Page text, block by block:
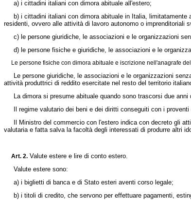
a) i cittadini italiani con dimora abituale all'estero;
b) i cittadini italiani con dimora abituale in Italia, limitatamente
residenti, ovvero alle attività di lavoro autonomo o imprenditoriali
c) le persone giuridiche, le associazioni e le organizzazioni
d) le persone fisiche e giuridiche, le associazioni e le
Le persone fisiche con dimora abituale e iscrizione nell'anagrafe
Le persone giuridiche, le associazioni e le organizzazioni
attività produttrici di reddito esercitate nel resto del territorio
La dimora si presume abituale quando sono trascorsi due anni
Il regime valutario dei beni e dei diritti conseguiti con i proventi
Il Ministro del commercio con l'estero indica con decreto gli
valutaria e fatta salva la facoltà degli interessati di produrre altri
Art. 2. Valute estere e lire di conto estero.
Valute estere sono:
a) i biglietti di banca e di Stato esteri aventi corso legale;
b) i titoli di credito, che servono per effettuare pagamenti,